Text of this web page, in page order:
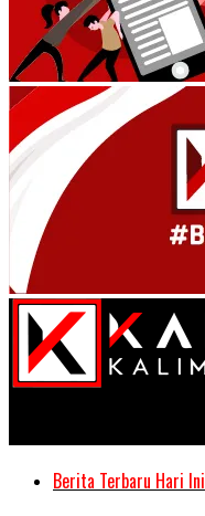
Berita Terbaru Hari Ini